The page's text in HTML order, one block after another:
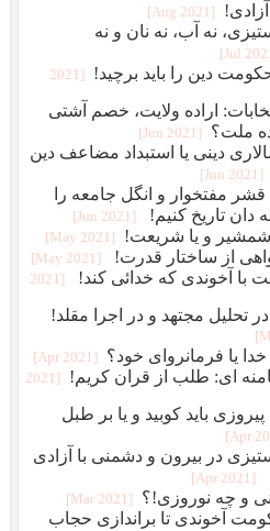
[2021 Aug]
نه آب، نه نان و نه
دین را باید برچید!
[2021
اراده ولایت، خصم آشتی
ملت؟
[2021 Jun]
دینی یا استبداد مضاعف دین
[2021 Jun]
قشر مفتخوار و انگل جامعه را
دان تاریخ کنیم!
[2021 Jun]
شمشیر و یا شریعت! [2021 May]
از ساختار قدرت! [2021 May]
با آخوندی که خدائی کند!
[2021
تحلیل مجتهد و در اجرا مقلد!
یا فرمانروای خود؟ [2021 Apr]
ای: طلب از قران کریم!
[2021
باید کوبید و یا بر طبل
در بیرون و دشمنی با آزادی
[2021 Apr]
و چه نوروزی!؟ [2021 Mar]
آخوندی تا براندازی حجاب